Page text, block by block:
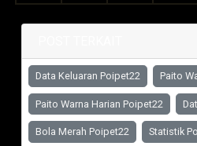
Data Keluaran Poipet22 Paito
Paito Warna Harian Poipet22
Bola Merah Poipet22 Statistik